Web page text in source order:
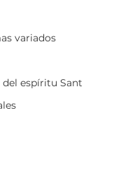
variados
espíritu Sant